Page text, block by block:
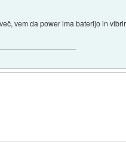
vem da power ima baterijo in